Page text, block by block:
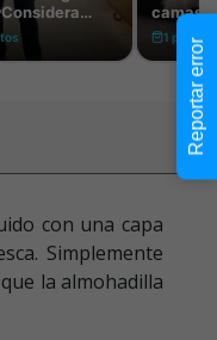
con una capa
Simplemente
la almohadilla
Reportar error